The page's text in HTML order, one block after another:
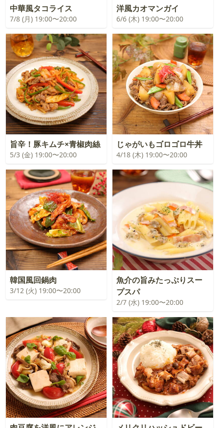
中華風タコライス
7/8 (月) 19:00〜20:00
洋風カオマンガイ
6/6 (木) 19:00〜20:00
旨辛！豚キムチ×青椒肉絲
5/3 (金) 19:00〜20:00
じゃがいもゴロゴロ牛丼
4/18 (木) 19:00〜20:00
韓国風回鍋肉
3/12 (火) 19:00〜20:00
魚介の旨みたっぷりスー
プスパ
2/7 (水) 19:00〜20:00